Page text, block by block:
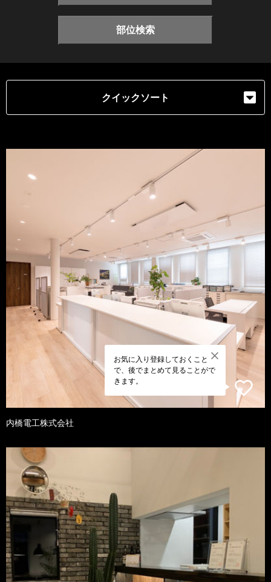
部位検索
クイックソート
お気に入り登録しておくこと
で、後でまとめて見ることがで
きます。
内橋電工株式会社